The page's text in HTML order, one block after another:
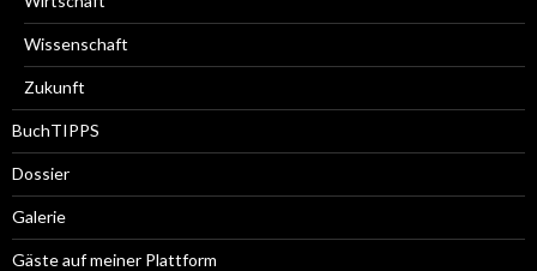
Wissenschaft
Zukunft
BuchTIPPS
Dossier
Galerie
Gäste auf meiner Plattform